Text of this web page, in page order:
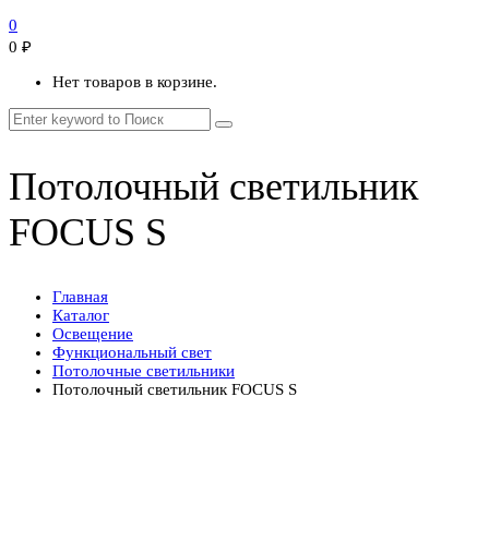
0
0 ₽
Нет товаров в корзине.
Потолочный светильник
FOCUS S
Главная
Каталог
Освещение
Функциональный свет
Потолочные светильники
Потолочный светильник FOCUS S